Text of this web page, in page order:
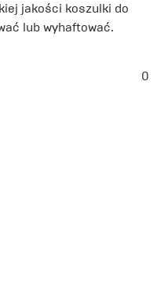
jakości koszulki do
lub wyhaftować.
0